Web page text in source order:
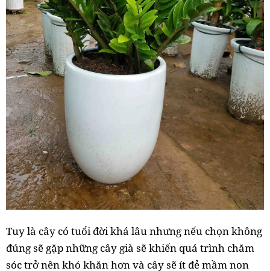
Tuy là cây có tuổi đời khá lâu nhưng nếu chọn không
đúng sẽ gặp những cây già sẽ khiến quá trình chăm
sóc trở nên khó khăn hơn và cây sẽ ít đẻ mầm non